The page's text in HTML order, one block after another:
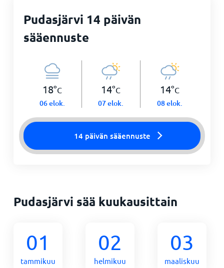
Pudasjärvi 14 päivän
sääennuste
18°C
06 elok.
14°C
07 elok.
14°C
08 elok.
14 päivän sääennuste
Pudasjärvi sää kuukausittain
01
tammikuu
02
helmikuu
03
maaliskuu